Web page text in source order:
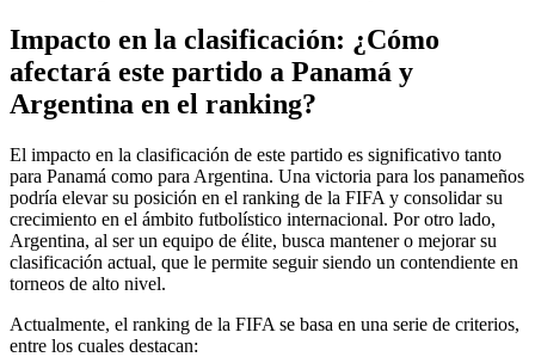
Impacto en la clasificación: ¿Cómo
afectará este partido a Panamá y
Argentina en el ranking?
El impacto en la clasificación de este partido es significativo tanto
para Panamá como para Argentina. Una victoria para los panameños
podría elevar su posición en el ranking de la FIFA y consolidar su
crecimiento en el ámbito futbolístico internacional. Por otro lado,
Argentina, al ser un equipo de élite, busca mantener o mejorar su
clasificación actual, que le permite seguir siendo un contendiente en
torneos de alto nivel.
Actualmente, el ranking de la FIFA se basa en una serie de criterios,
entre los cuales destacan: